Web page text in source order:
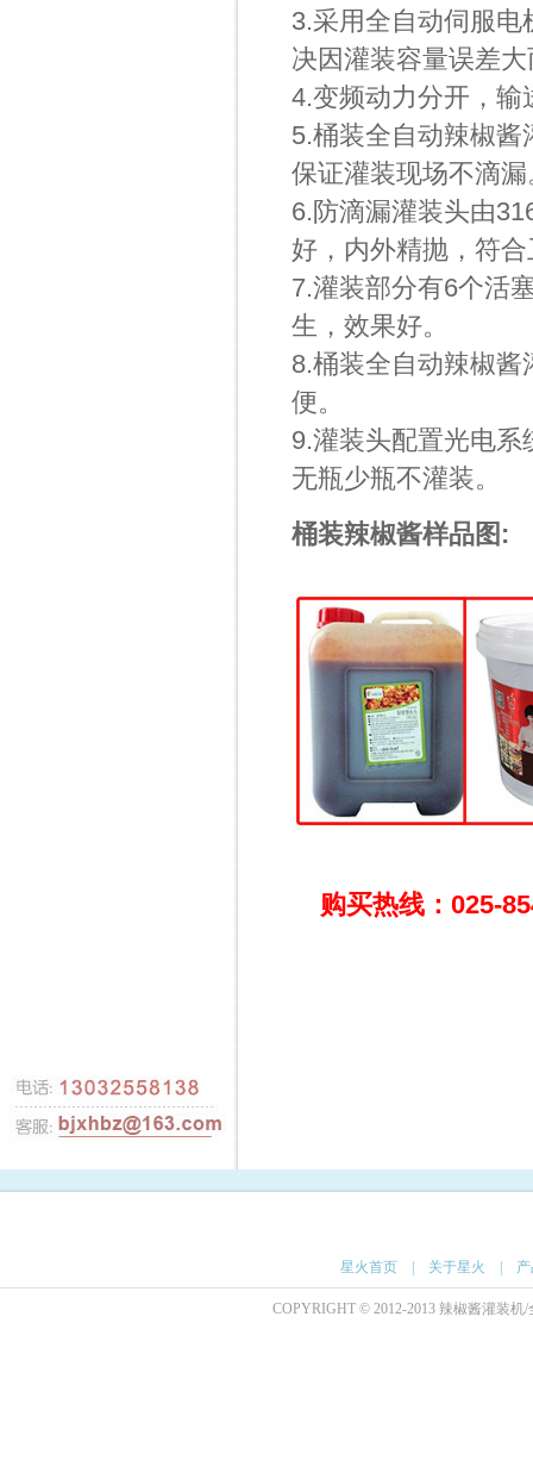
3.采用全自动伺服
决因灌装容量误差
4.变频动力分开，
5.桶装全自动辣椒
保证灌装现场不滴漏
6.防滴漏灌装头由
好，内外精抛，符
7.灌装部分有6个活
生，效果好。
8.桶装全自动辣椒
便。
9.灌装头配置光电
无瓶少瓶不灌装。
桶装辣椒酱样品图:
购买热线：025-
星火首页 关于星火
COPYRIGHT © 2012-2013 辣椒酱灌装